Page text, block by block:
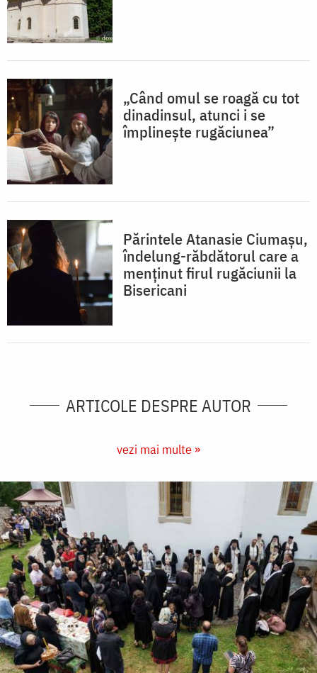
„Când omul se roagă cu tot
dinadinsul, atunci i se
împlinește rugăciunea”
Părintele Atanasie Ciumașu,
îndelung-răbdătorul care a
menținut firul rugăciunii la
Bisericani
ARTICOLE DESPRE AUTOR
vezi mai multe »